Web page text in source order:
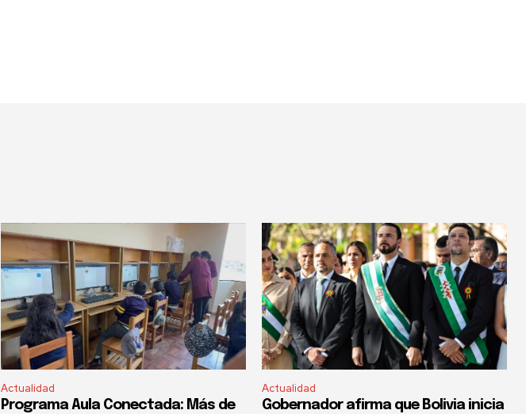
Actualidad
Programa Aula Conectada: Más de
Actualidad
Gobernador afirma que Bolivia inicia